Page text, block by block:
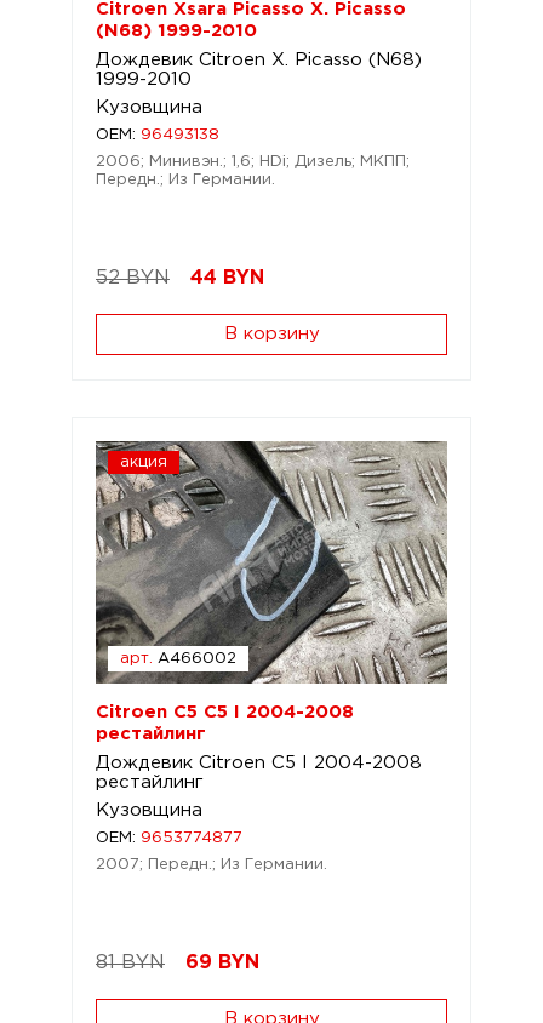
Citroen Xsara Picasso X. Picasso
(N68) 1999-2010
Дождевик Citroen X. Picasso (N68)
1999-2010
Кузовщина
OEM: 96493138
2006; Минивэн.; 1,6; HDi; Дизель; МКПП;
Передн.; Из Германии.
52 BYN 44 BYN
В корзину
акция
арт. A466002
Citroen C5 C5 I 2004-2008
рестайлинг
Дождевик Citroen C5 I 2004-2008
рестайлинг
Кузовщина
OEM: 9653774877
2007; Передн.; Из Германии.
81 BYN 69 BYN
В корзину